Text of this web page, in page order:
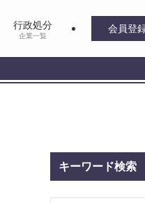
行政処分
企業一覧
会員登
キーワード検索